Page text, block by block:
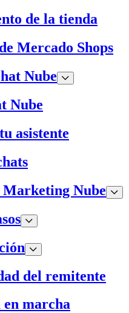
de la tienda
Mercado Shops
Nube
Nube
asistente
Nube
del remitente
en marcha